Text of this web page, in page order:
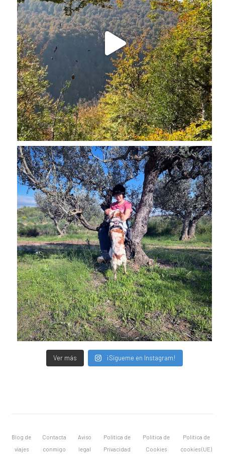
Ver más ¡Sígueme en Instagram!
Blog de
viajes
Contacta
conmigo
Aviso
legal
Política de
Privacidad
Política de
Cookies
Política de
cookies (UE)